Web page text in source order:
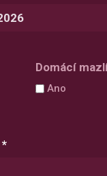
Domácí
Ano
*